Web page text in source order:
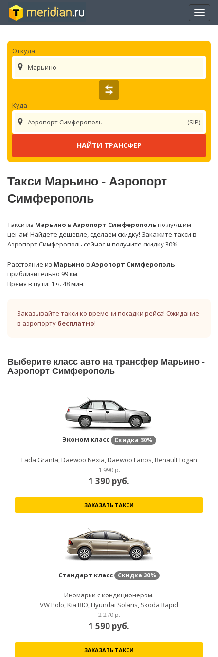
Откуда
Марьино
Куда
(SIP)
Аэропорт Симферополь
Такси Марьино - Аэропорт
Симферополь
Такси из Марьино в Аэропорт Симферопольпо лучшим
ценам! Найдете дешевле, сделаем скидку! Закажите такси в
Аэропорт Симферополь сейчас и получите скидку 30%
Расстояние из Марьино в Аэропорт Симферополь
приблизительно 99 км.
Время в пути: 1 ч. 48 мин.
Заказывайте такси ко времени посадки рейса! Ожидание
в аэропорту бесплатно!
Выберите класс авто на трансфер Марьино -
Аэропорт Симферополь
Эконом класс Скидка 30%
Lada Granta, Daewoo Nexia, Daewoo Lanos, Renault Logan
1 990 р.
1 390 руб.
ЗАКАЗАТЬ ТАКСИ
Стандарт класс Скидка 30%
Иномарки с кондиционером.
VW Polo, Kia RIO, Hyundai Solaris, Skoda Rapid
2 270 р.
1 590 руб.
ЗАКАЗАТЬ ТАКСИ